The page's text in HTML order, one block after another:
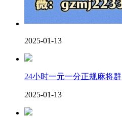
2025-01-13
24小时一元一分正规麻将群
2025-01-13